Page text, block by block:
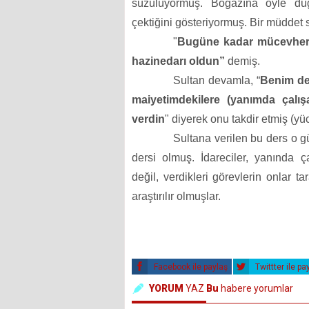
süzülüyormuş. Boğazına öyle
çektiğini gösteriyormuş. Bir müddet
" Bugüne kadar
hazinedarı oldun” demiş.
Sultan devamla, “Benim
maiyetimdekilere (yanımda
verdin" diyerek onu takdir etmiş
Sultana verilen bu ders o
dersi olmuş. İdareciler, yanında
değil, verdikleri görevlerin onlar
araştırılır olmuşlar.
Facebook ile paylaş Twittter ile
YORUM YAZ Bu habere yorumlar